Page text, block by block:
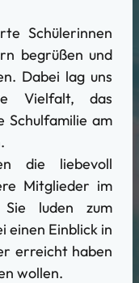
Schülerinnen
begrüßen und
Dabei lag uns
Vielfalt, das
Schulfamilie am
die liebevoll
Mitglieder im
luden zum
einen Einblick in
erreicht haben
wollen.